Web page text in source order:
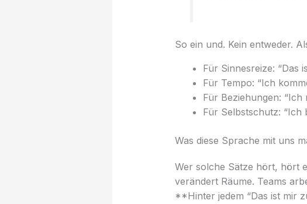
So ein und. Kein entweder.
Für Sinnesreize: “Das
Für Tempo: “Ich
Für Beziehungen:
Für Selbstschutz: “Ich
Was diese Sprache mit uns
Wer solche Sätze hört, hört
verändert Räume. Teams
**Hinter jedem “Das ist mir